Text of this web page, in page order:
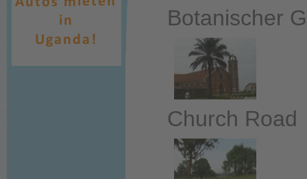
Botanischer
Church Road